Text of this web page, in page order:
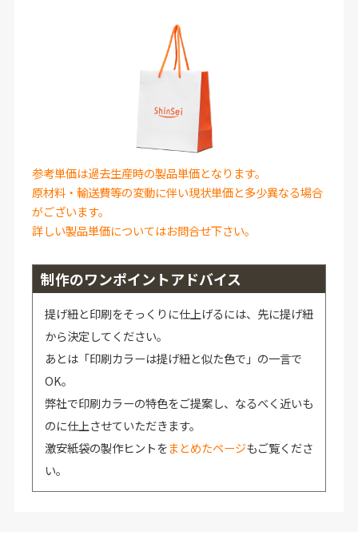
参考単価は過去生産時の製品単価となります。
原材料・輸送費等の変動に伴い現状単価と多少異なる場合
がございます。
詳しい製品単価についてはお問合せ下さい。
制作のワンポイントアドバイス
提げ紐と印刷をそっくりに仕上げるには、先に提げ紐
から決定してください。
あとは「印刷カラーは提げ紐と似た色で」の一言で
OK。
弊社で印刷カラーの特色をご提案し、なるべく近いも
のに仕上させていただきます。
激安紙袋の製作ヒントをまとめたページもご覧くださ
い。